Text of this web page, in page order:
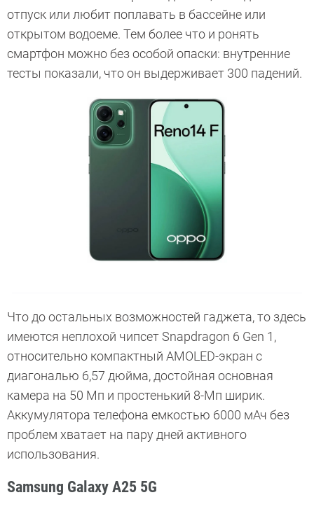
отпуск или любит поплавать в бассейне или
открытом водоеме. Тем более что и ронять
смартфон можно без особой опаски: внутренние
тесты показали, что он выдерживает 300 падений.
Что до остальных возможностей гаджета, то здесь
имеются неплохой чипсет Snapdragon 6 Gen 1,
относительно компактный AMOLED-экран с
диагональю 6,57 дюйма, достойная основная
камера на 50 Мп и простенький 8-Мп ширик.
Аккумулятора телефона емкостью 6000 мАч без
проблем хватает на пару дней активного
использования.
Samsung Galaxy A25 5G